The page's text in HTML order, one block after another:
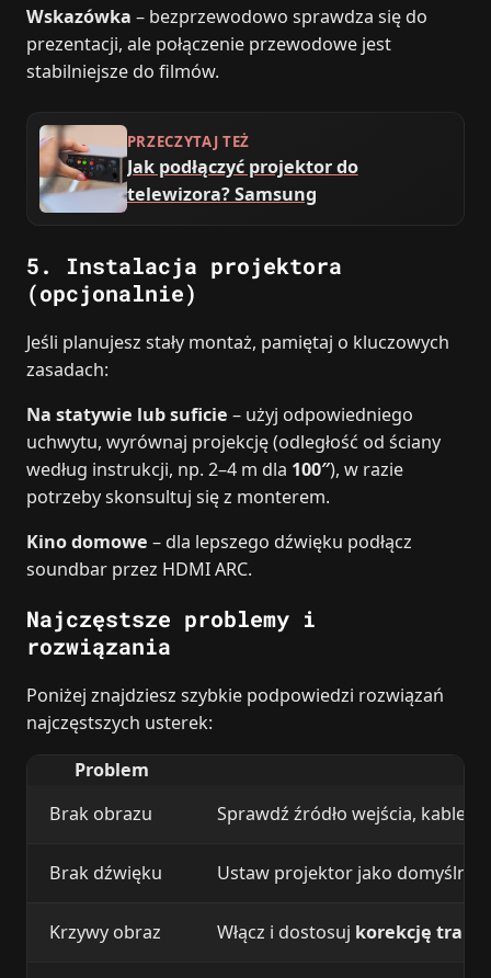
Wskazówka – bezprzewodowo sprawdza się do
prezentacji, ale połączenie przewodowe jest
stabilniejsze do filmów.
PRZECZYTAJ TEŻ
Jak podłączyć projektor do
telewizora? Samsung
5. Instalacja projektora
(opcjonalnie)
Jeśli planujesz stały montaż, pamiętaj o kluczowych
zasadach:
Na statywie lub suficie – użyj odpowiedniego
uchwytu, wyrównaj projekcję (odległość od ściany
według instrukcji, np. 2–4 m dla 100″), w razie
potrzeby skonsultuj się z monterem.
Kino domowe – dla lepszego dźwięku podłącz
soundbar przez HDMI ARC.
Najczęstsze problemy i
rozwiązania
Poniżej znajdziesz szybkie podpowiedzi rozwiązań
najczęstszych usterek:
Problem
Brak obrazu
Sprawdź źródło wejścia, kable,
Brak dźwięku Ustaw projektor jako domyślne
Krzywy obraz Włącz i dostosuj korekcję